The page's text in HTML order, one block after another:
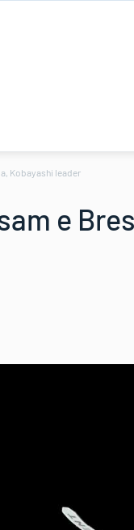
Kobayashi leader
e